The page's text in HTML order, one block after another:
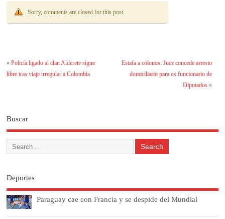
Sorry, comments are closed for this post
«Policía ligado al clan Alderete sigue
libre tras viaje irregular a Colombia
Estafa a colonos: Juez concede arresto
domiciliario para ex funcionario de
Diputados»
Buscar
Deportes
Paraguay cae con Francia y se despide del Mundial